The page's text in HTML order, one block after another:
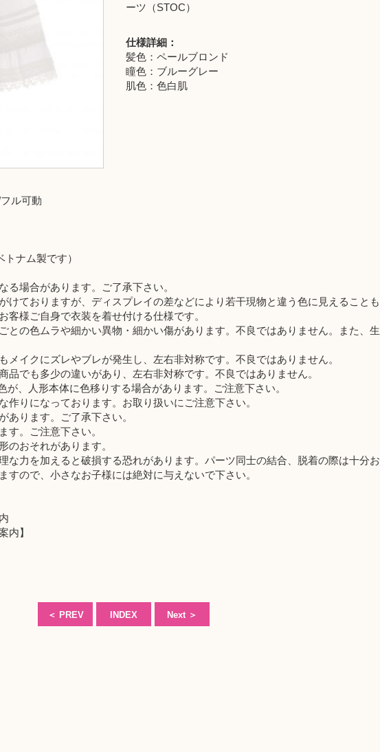
ーツ（STOC）
仕様詳細：
髪色：ペールブロンド
瞳色：ブルーグレー
肌色：色白肌
ル可動
ナム製です）
場合があります。ご了承下さい。
ておりますが、ディスプレイの差などにより若干現物と違う色に見えることも
様ご自身で衣装を着せ付ける仕様です。
の色ムラや細かい異物・細かい傷があります。不良ではありません。また、
イクにズレやブレが発生し、左右非対称です。不良ではありません。
でも多少の違いがあり、左右非対称です。不良ではありません。
、人形本体に色移りする場合があります。ご注意下さい。
りになっております。お取り扱いにご注意下さい。
ります。ご了承下さい。
。ご注意下さい。
おそれがあります。
力を加えると破損する恐れがあります。パーツ同士の結合、脱着の際は十分お
ので、小さなお子様には絶対に与えないで下さい。
内】
＜ PREV INDEX Next ＞